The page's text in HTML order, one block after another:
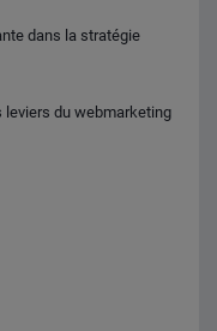
dans la stratégie
du webmarketing